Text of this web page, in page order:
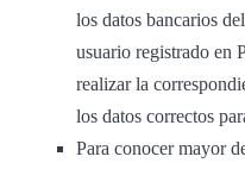
los datos bancarios
usuario registrado en
realizar la
los datos correctos
Para conocer mayor